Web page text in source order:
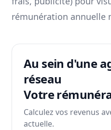
rémunération annuelle
Au sein d'une
réseau
Votre
Calculez vos revenus
actuelle.